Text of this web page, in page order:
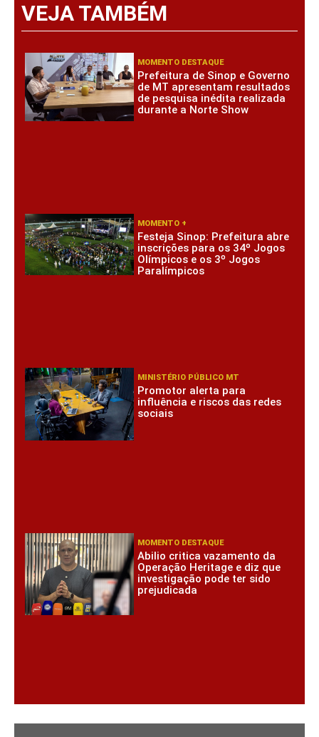
VEJA TAMBÉM
MOMENTO DESTAQUE
Prefeitura de Sinop e Governo
de MT apresentam resultados
de pesquisa inédita realizada
durante a Norte Show
MOMENTO +
Festeja Sinop: Prefeitura abre
inscrições para os 34º Jogos
Olímpicos e os 3º Jogos
Paralímpicos
MINISTÉRIO PÚBLICO MT
Promotor alerta para
influência e riscos das redes
sociais
MOMENTO DESTAQUE
Abilio critica vazamento da
Operação Heritage e diz que
investigação pode ter sido
prejudicada